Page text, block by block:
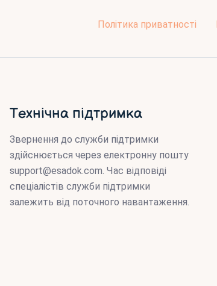
Політика приватності
Технічна підтримка
Звернення до служби підтримки
здійснюється через електронну пошту
support@esadok.com . Час відповіді
спеціалістів служби підтримки
залежить від поточного навантаження.